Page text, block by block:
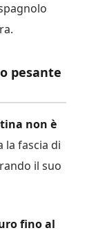
pesante
non è
la fascia di
il suo
fino al